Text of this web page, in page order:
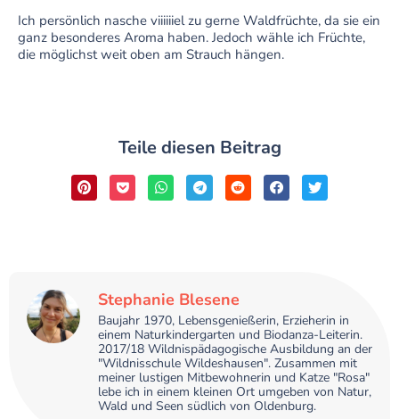
Ich persönlich nasche viiiiiiel zu gerne Waldfrüchte, da sie ein
ganz besonderes Aroma haben. Jedoch wähle ich Früchte,
die möglichst weit oben am Strauch hängen.
Teile diesen Beitrag
Stephanie Blesene
Baujahr 1970, Lebensgenießerin, Erzieherin in
einem Naturkindergarten und Biodanza-Leiterin.
2017/18 Wildnispädagogische Ausbildung an der
"Wildnisschule Wildeshausen". Zusammen mit
meiner lustigen Mitbewohnerin und Katze "Rosa"
lebe ich in einem kleinen Ort umgeben von Natur,
Wald und Seen südlich von Oldenburg.